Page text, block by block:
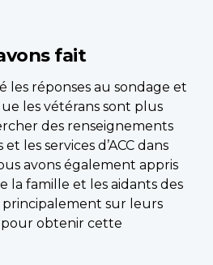
fait
les réponses au sondage et
les vétérans sont plus
des renseignements
les services d’ACC dans
avons également appris
la famille et les aidants des
sur leurs
obtenir cette